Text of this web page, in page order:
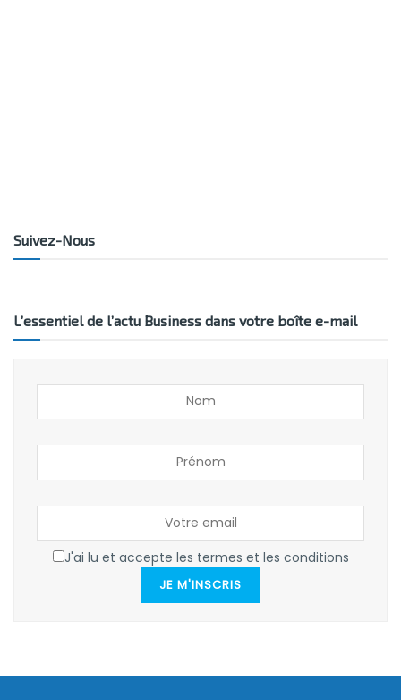
Suivez-Nous
L’essentiel de l’actu Business dans votre boîte e-mail
J'ai lu et accepte les termes et les conditions
JE M'INSCRIS